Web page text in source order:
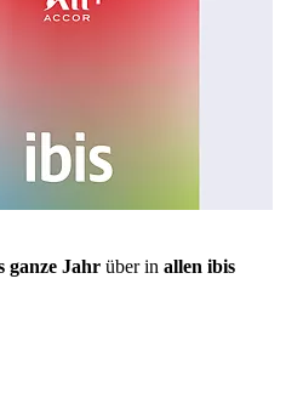
ganze Jahr über in allen ibis